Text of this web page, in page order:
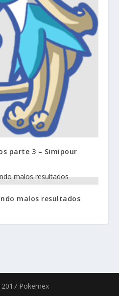
parte 3 – Simipour
malos resultados
Pokemex